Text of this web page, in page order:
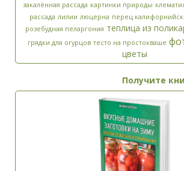
закалённая рассада картинки природы
рассада лилии люцерна перец
розебудная пеларгония теплица из
грядки для огурцов тесто на простокваше
цветы
Получите